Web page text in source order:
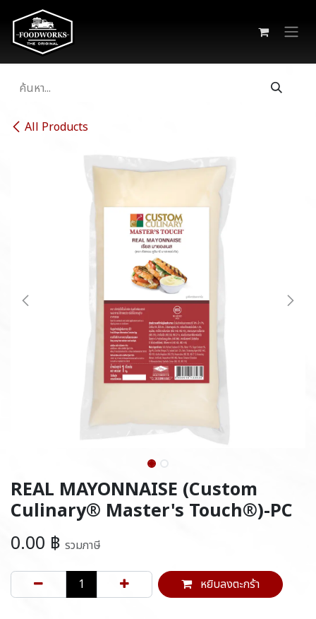
Skip to Content
All Products
REAL MAYONNAISE (Custom
Culinary® Master's Touch®)-PC
0.00 ฿ รวมภาษี
หยิบลงตะกร้า